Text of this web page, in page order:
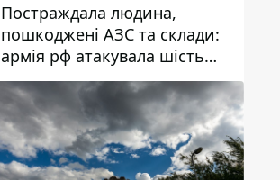
Постраждала людина,
пошкоджені АЗС та склади:
армія рф атакувала шість
районів Дніпропетровської
області